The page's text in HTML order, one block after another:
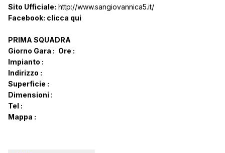
Sito Ufficiale: http://www.sangiovannica5.it/
Facebook: clicca qui
PRIMA SQUADRA
Giorno Gara : Ore :
Impianto :
Indirizzo :
Superficie :
Dimensioni :
Tel :
Mappa :